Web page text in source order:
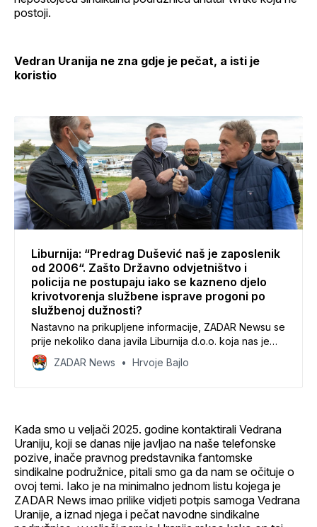
postoji.
Vedran Uranija ne zna gdje je pečat, a isti je
koristio
Liburnija: “Predrag Dušević naš je zaposlenik
od 2006“. Zašto Državno odvjetništvo i
policija ne postupaju iako se kazneno djelo
krivotvorenja službene isprave progoni po
službenoj dužnosti?
Nastavno na prikupljene informacije, ZADAR Newsu se
prije nekoliko dana javila Liburnija d.o.o. koja nas je
izvijestila kako je “radnik Predrag Dušević zaposlen je
u Liburniji od 10. lipnja 2006. godine”.
ZADAR News Hrvoje Bajlo
Kada smo u veljači 2025. godine kontaktirali Vedrana
Uraniju, koji se danas nije javljao na naše telefonske
pozive, inače pravnog predstavnika fantomske
sindikalne podružnice, pitali smo ga da nam se očituje o
ovoj temi. Iako je na minimalno jednom listu kojega je
ZADAR News imao prilike vidjeti potpis samoga Vedrana
Uranije, a iznad njega i pečat navodne sindikalne